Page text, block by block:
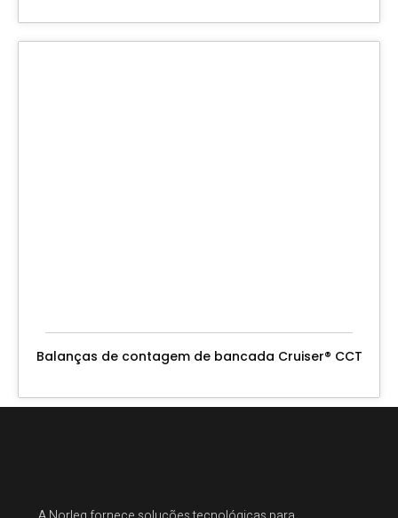
Balanças de contagem de bancada Cruiser® CCT